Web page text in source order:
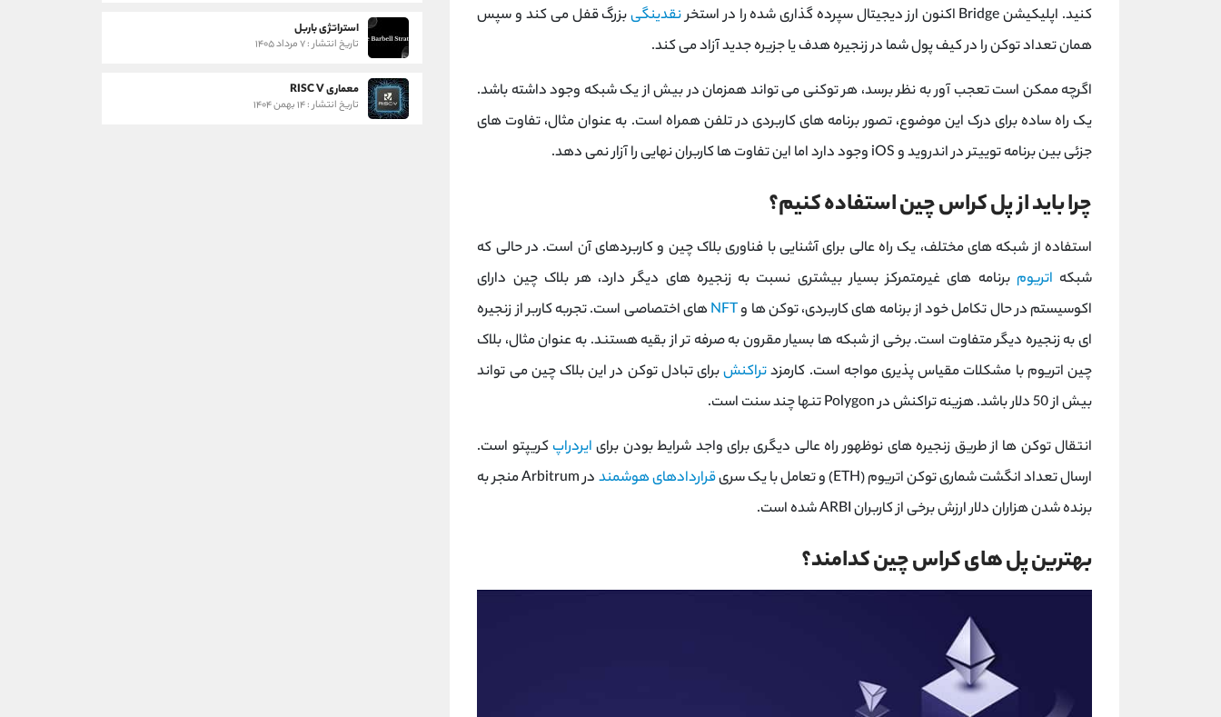
کنید. اپلیکیشن Bridge اکنون ارز دیجیتال سپرده گذاری شده را در استخر
نقدینگیبزرگ قفل می کند و سپس
همان تعداد توکن را در کیف پول شما در زنجیره هدف یا جزیره جدید آزاد می کند.
اگرچه ممکن است تعجب آور به نظر برسد، هر توکنی می تواند همزمان در بیش از یک شبکه وجود داشته باشد.
یک راه ساده برای درک این موضوع، تصور برنامه های کاربردی در تلفن همراه است. به عنوان مثال، تفاوت های
جزئی بین برنامه توییتر در اندروید و iOS وجود دارد اما این تفاوت ها کاربران نهایی را آزار نمی دهد.
چرا باید از پل کراس چین استفاده کنیم؟
استفاده از شبکه های مختلف، یک راه عالی برای آشنایی با فناوری بلاک چین و کاربردهای آن است. در حالی که
شبکه اتریوم برنامه های غیرمتمرکز بسیار بیشتری نسبت به زنجیره های دیگر دارد، هر بلاک چین دارای
اکوسیستم در حال تکامل خود از برنامه های کاربردی، توکن ها وNFTهای اختصاصی است. تجربه کاربر از زنجیره
ای به زنجیره دیگر متفاوت است. برخی از شبکه ها بسیار مقرون به صرفه تر از بقیه هستند. به عنوان مثال، بلاک
چین اتریوم با مشکلات مقیاس پذیری مواجه است. کارمزدتراکنشبرای تبادل توکن در این بلاک چین می تواند
بیش از 50 دلار باشد. هزینه تراکنش در Polygon تنها چند سنت است.
انتقال توکن ها از طریق زنجیره های نوظهور راه عالی دیگری برای واجد شرایط بودن برای ایردراپ کریپتو است.
ارسال تعداد انگشت شماری توکن اتریوم (ETH) و تعامل با یک سری
قراردادهای هوشمند
در Arbitrum منجر به
برنده شدن هزاران دلار ارزش برخی از کاربران ARBI شده است.
بهترین پل های کراس چین کدامند؟
استراتژی باربل
تاریخ انتشار : ۷ مرداد ۱۴۰۵
معماری RISC V
تاریخ انتشار : ۱۴ بهمن ۱۴۰۴